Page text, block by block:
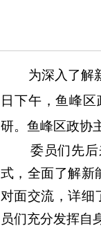
为深入了解新
日下午，鱼峰
研。鱼峰区政协
委员们先
式，全面了解新
对面交流，详细
员们充分发挥自